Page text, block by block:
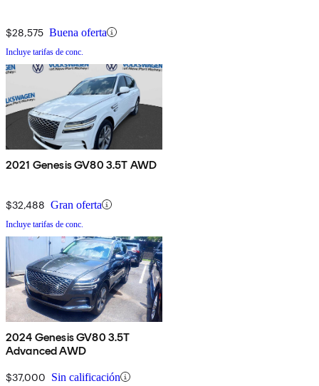
$28,575 Buena oferta
Incluye tarifas de conc.
2021 Genesis GV80 3.5T AWD
$32,488 Gran oferta
Incluye tarifas de conc.
2024 Genesis GV80 3.5T
Advanced AWD
$37,000 Sin calificación